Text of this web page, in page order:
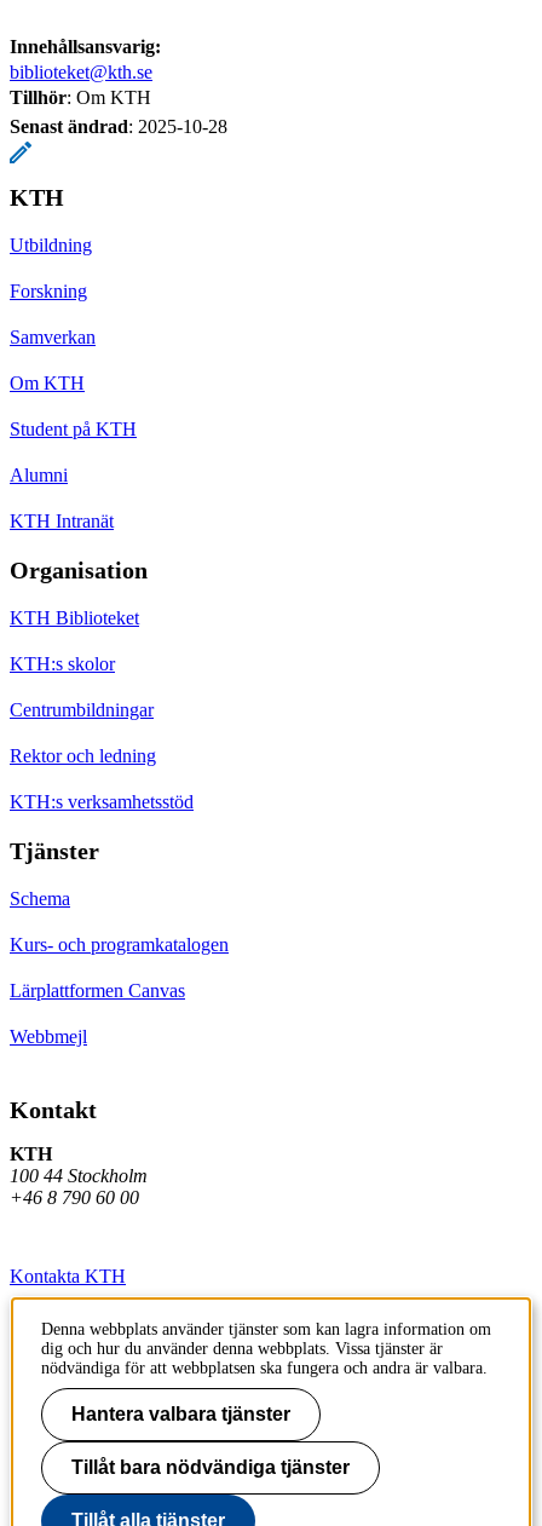
Innehållsansvarig:
biblioteket@kth.se
Tillhör: Om KTH
Senast ändrad: 2025-10-28
KTH
Utbildning
Forskning
Samverkan
Om KTH
Student på KTH
Alumni
KTH Intranät
Organisation
KTH Biblioteket
KTH:s skolor
Centrumbildningar
Rektor och ledning
KTH:s verksamhetsstöd
Tjänster
Schema
Kurs- och programkatalogen
Lärplattformen Canvas
Webbmejl
Kontakt
KTH
100 44 Stockholm
+46 8 790 60 00
Kontakta KTH
Jobba på KTH
Press och media
Faktura och betalning KTH
Om KTH:s webbplatser
Tillgänglighetsredogörelse
Denna webbplats använder tjänster som kan lagra information om
dig och hur du använder denna webbplats. Vissa tjänster är
nödvändiga för att webbplatsen ska fungera och andra är valbara.
Hantera valbara tjänster
Tillåt bara nödvändiga tjänster
Tillåt alla tjänster